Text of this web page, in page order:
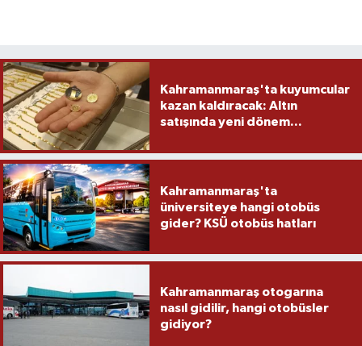
Kahramanmaraş'ta kuyumcular
kazan kaldıracak: Altın
satışında yeni dönem...
Kahramanmaraş'ta
üniversiteye hangi otobüs
gider? KSÜ otobüs hatları
Kahramanmaraş otogarına
nasıl gidilir, hangi otobüsler
gidiyor?